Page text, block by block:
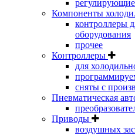
Компоненты
контроллеры
оборудования
прочее
Контроллеры
для
сняты с
Пневматическая
Приводы
воздушных